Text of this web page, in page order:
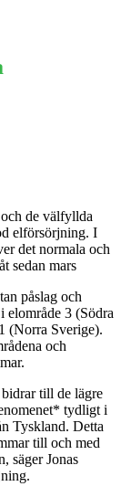
de välfyllda
elförsörjning. I
det normala och
sedan mars
påslag och
elområde 3 (Södra
(Norra Sverige).
och
till de lägre
tydligt i
Tyskland. Detta
till och med
säger Jonas